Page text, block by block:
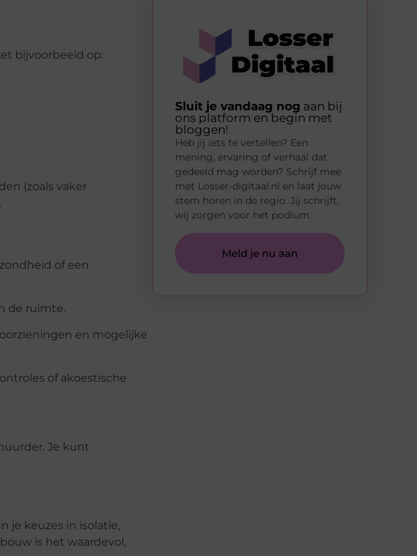
bijvoorbeeld op:
(zoals vaker
of een
de ruimte.
en mogelijke
of akoestische
Je kunt
je keuzes in isolatie,
is het waardevol,
Sluit je vandaag nog aan bij
ons platform en begin met
bloggen!
Heb jij iets te vertellen? Een
mening, ervaring of verhaal dat
gedeeld mag worden? Schrijf mee
met Losser-digitaal.nl en laat jouw
stem horen in de regio. Jij schrijft,
wij zorgen voor het podium.
Meld je nu aan